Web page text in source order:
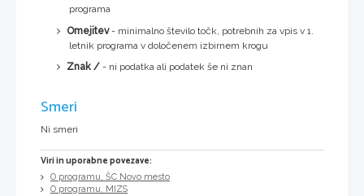
programa
Omejitev- minimalno število točk, potrebnih za vpis v 1.
letnik programa v določenem izbirnem krogu
Znak / - ni podatka ali podatek še ni znan
Smeri
Ni smeri
Viri in uporabne povezave:
O programu, ŠC Novo mesto
O programu, MIZS